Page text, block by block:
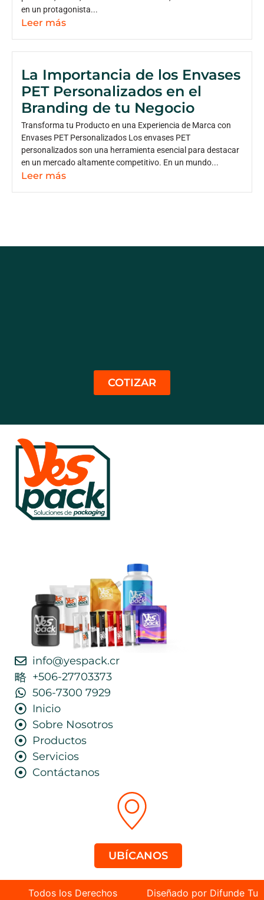
en un protagonista...
Leer más
La Importancia de los Envases
PET Personalizados en el
Branding de tu Negocio
Transforma tu Producto en una Experiencia de Marca con
Envases PET Personalizados Los envases PET
personalizados son una herramienta esencial para destacar
en un mercado altamente competitivo. En un mundo...
Leer más
COTIZAR
info@yespack.cr
+506-27703373
506-7300 7929
Inicio
Sobre Nosotros
Productos
Servicios
Contáctanos
UBÍCANOS
Todos los Derechos
Diseñado por Difunde Tu